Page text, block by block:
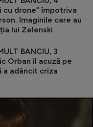
cu drone” împotriva
Imaginile care au
lui Zelenski
BANCIU, 3
Orban îl acuză pe
a adâncit criza